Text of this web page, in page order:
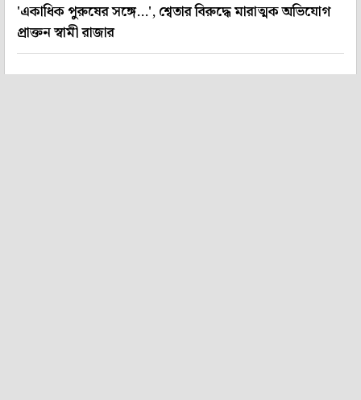
'একাধিক পুরুষের সঙ্গে...', শ্বেতার বিরুদ্ধে মারাত্মক অভিযোগ
প্রাক্তন স্বামী রাজার